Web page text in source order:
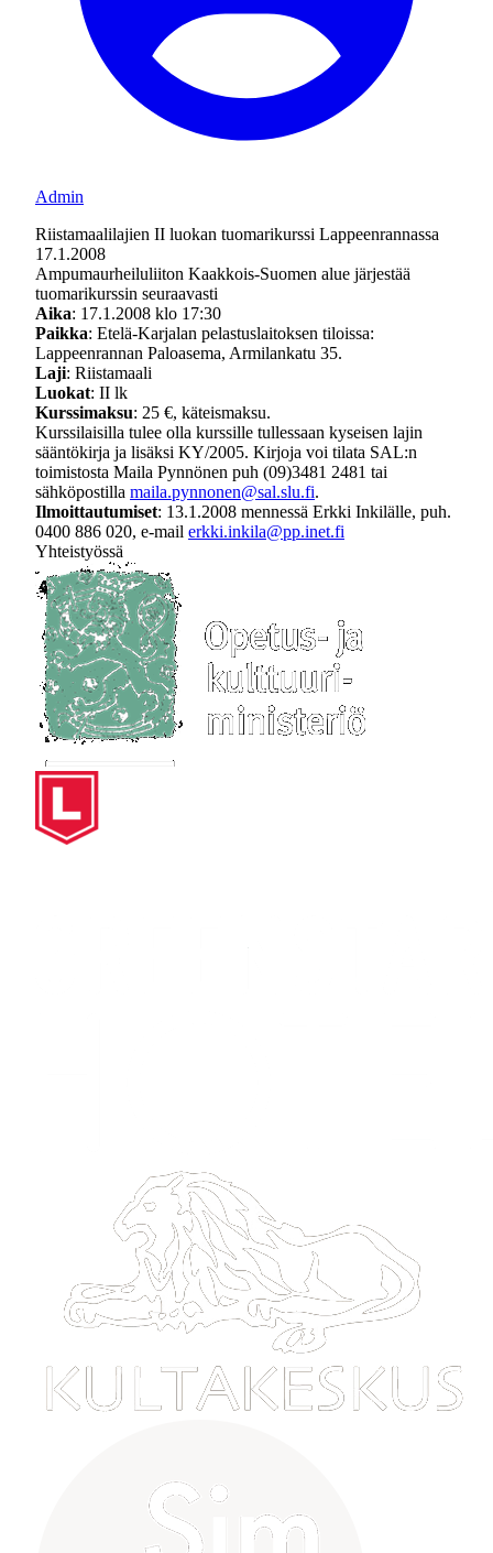
Admin
Riistamaalilajien II luokan tuomarikurssi Lappeenrannassa
17.1.2008
Ampumaurheiluliiton Kaakkois-Suomen alue järjestää
tuomarikurssin seuraavasti
Aika: 17.1.2008 klo 17:30
Paikka: Etelä-Karjalan pelastuslaitoksen tiloissa:
Lappeenrannan Paloasema, Armilankatu 35.
Laji: Riistamaali
Luokat: II lk
Kurssimaksu: 25 €, käteismaksu.
Kurssilaisilla tulee olla kurssille tullessaan kyseisen lajin
sääntökirja ja lisäksi KY/2005. Kirjoja voi tilata SAL:n
toimistosta Maila Pynnönen puh (09)3481 2481 tai
sähköpostilla maila.pynnonen@sal.slu.fi.
Ilmoittautumiset: 13.1.2008 mennessä Erkki Inkilälle, puh.
0400 886 020, e-mail erkki.inkila@pp.inet.fi
Yhteistyössä